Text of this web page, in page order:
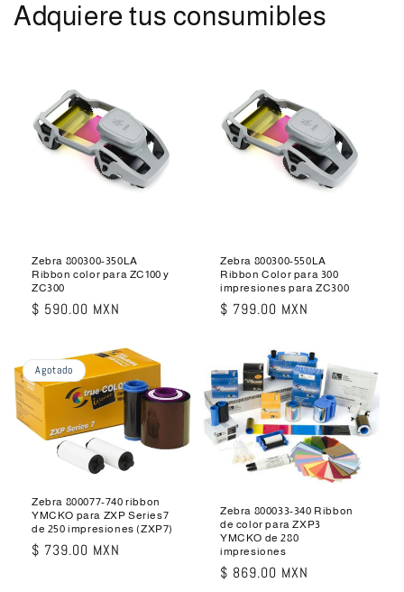
Adquiere tus consumibles
Zebra 800300-350LA
Ribbon color para ZC100 y
ZC300
Precio
$ 590.00 MXN
Zebra 800300-550LA
Ribbon Color para 300
impresiones para ZC300
Precio
$ 799.00 MXN
Agotado
Zebra 800077-740 ribbon
YMCKO para ZXP Series7
de 250 impresiones (ZXP7)
Precio
$ 739.00 MXN
Zebra 800033-340 Ribbon
de color para ZXP3
YMCKO de 280
impresiones
Precio
$ 869.00 MXN